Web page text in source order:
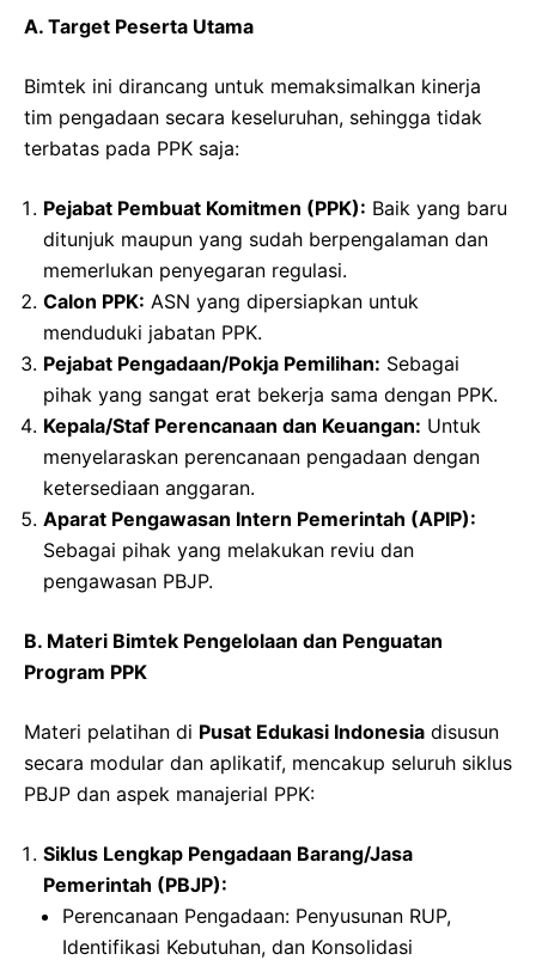
A. Target Peserta Utama
Bimtek ini dirancang untuk memaksimalkan kinerja
tim pengadaan secara keseluruhan, sehingga tidak
terbatas pada PPK saja:
Pejabat Pembuat Komitmen (PPK): Baik yang baru
ditunjuk maupun yang sudah berpengalaman dan
memerlukan penyegaran regulasi.
Calon PPK: ASN yang dipersiapkan untuk
menduduki jabatan PPK.
Pejabat Pengadaan/Pokja Pemilihan: Sebagai
pihak yang sangat erat bekerja sama dengan PPK.
Kepala/Staf Perencanaan dan Keuangan: Untuk
menyelaraskan perencanaan pengadaan dengan
ketersediaan anggaran.
Aparat Pengawasan Intern Pemerintah (APIP):
Sebagai pihak yang melakukan reviu dan
pengawasan PBJP.
B. Materi Bimtek Pengelolaan dan Penguatan
Program PPK
Materi pelatihan di Pusat Edukasi Indonesia disusun
secara modular dan aplikatif, mencakup seluruh siklus
PBJP dan aspek manajerial PPK:
Siklus Lengkap Pengadaan Barang/Jasa
Pemerintah (PBJP):
Perencanaan Pengadaan: Penyusunan RUP,
Identifikasi Kebutuhan, dan Konsolidasi